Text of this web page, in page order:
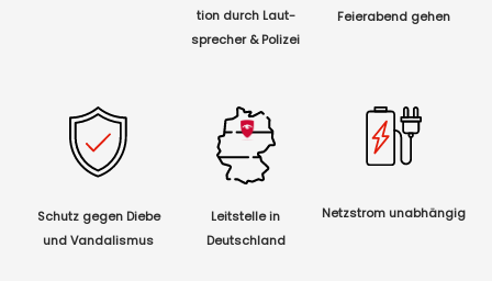
tion durch Laut-
sprecher & Polizei
Feierabend gehen
Schutz gegen Diebe
und Vandalismus
Leitstelle in
Deutschland
Netzstrom unabhängig